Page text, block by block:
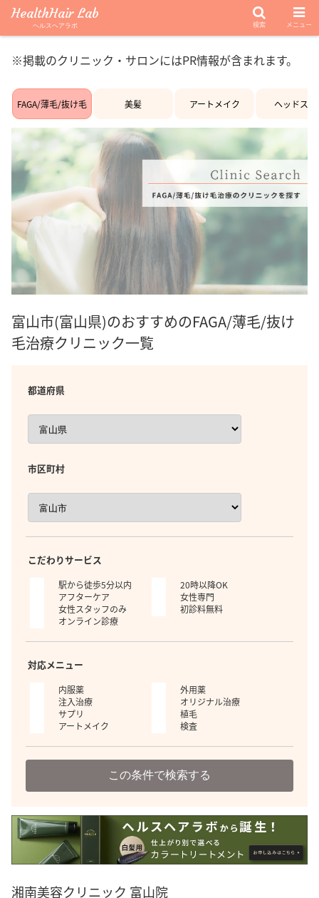
※掲載のクリニック・サロンにはPR情報が含まれます。
FAGA/薄毛/抜け毛 美髪 アートメイク ヘッドスパ
富山市(富山県)のおすすめのFAGA/薄毛/抜け
毛治療クリニック一覧
都道府県
市区町村
こだわりサービス
駅から徒歩5分以内
20時以降OK
アフターケア
女性専門
女性スタッフのみ
初診料無料
オンライン診療
対応メニュー
内服薬
外用薬
注入治療
オリジナル治療
サプリ
植毛
アートメイク
検査
この条件で検索する
湘南美容クリニック 富山院
HealthHair Lab
ヘルスヘアラボ 検索 メニュー